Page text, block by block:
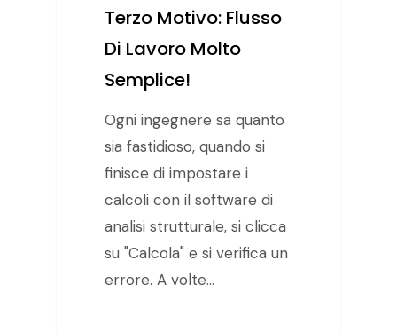
Terzo Motivo: Flusso
Di Lavoro Molto
Semplice!
Ogni ingegnere sa quanto
sia fastidioso, quando si
finisce di impostare i
calcoli con il software di
analisi strutturale, si clicca
su "Calcola" e si verifica un
errore. A volte…